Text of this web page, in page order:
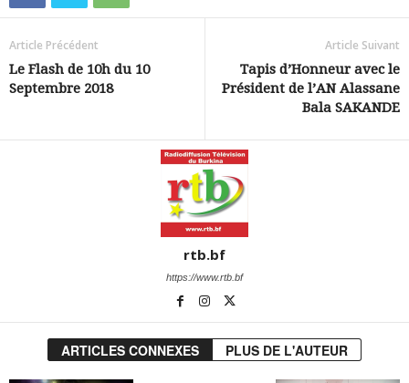
Article Précédent
Le Flash de 10h du 10
Septembre 2018
Article Suivant
Tapis d’Honneur avec le
Président de l’AN Alassane
Bala SAKANDE
rtb.bf
https://www.rtb.bf
ARTICLES CONNEXES PLUS DE L'AUTEUR